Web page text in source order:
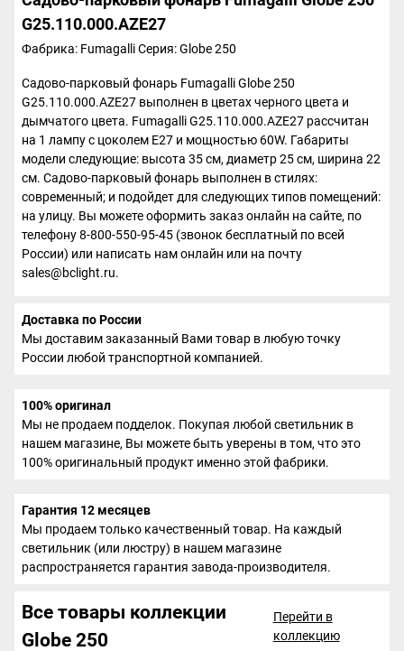
G25.110.000.AZE27
Фабрика: FumagalliСерия: Globe 250
Садово-парковый фонарь Fumagalli Globe 250
G25.110.000.AZE27 выполнен в цветах черного цвета и
дымчатого цвета. Fumagalli G25.110.000.AZE27 рассчитан
на 1 лампу с цоколем E27 и мощностью 60W. Габариты
модели следующие: высота 35 см, диаметр 25 см, ширина 22
см. Садово-парковый фонарь выполнен в стилях:
современный; и подойдет для следующих типов помещений:
на улицу. Вы можете оформить заказ онлайн на сайте, по
телефону 8-800-550-95-45 (звонок бесплатный по всей
России) или написать нам онлайн или на почту
sales@bclight.ru.
Доставка по России
Мы доставим заказанный Вами товар в любую точку
России любой транспортной компанией.
100% оригинал
Мы не продаем подделок. Покупая любой светильник в
нашем магазине, Вы можете быть уверены в том, что это
100% оригинальный продукт именно этой фабрики.
Гарантия 12 месяцев
Мы продаем только качественный товар. На каждый
светильник (или люстру) в нашем магазине
распространяется гарантия завода-производителя.
Все товары коллекции
Globe 250
Перейти в
коллекцию